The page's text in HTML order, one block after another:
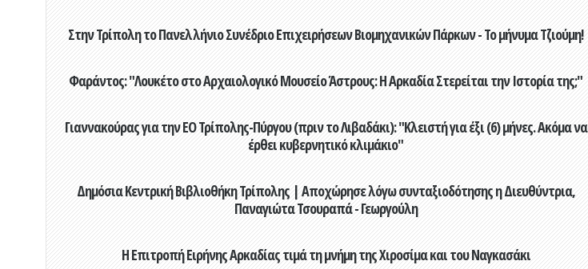
Στην Τρίπολη το Πανελλήνιο Συνέδριο Επιχειρήσεων Βιομηχανικών Πάρκων - Το μήνυμα Τζιούμη!
Φαράντος: "Λουκέτο στο Αρχαιολογικό Μουσείο Άστρους: Η Αρκαδία Στερείται την Ιστορία της;"
Γιαννακούρας για την EO Τρίπολης-Πύργου (πριν το Λιβαδάκι): "Κλειστή για έξι (6) μήνες. Ακόμα να
έρθει κυβερνητικό κλιμάκιο"
Δημόσια Κεντρική Βιβλιοθήκη Τρίπολης | Αποχώρησε λόγω συνταξιοδότησης η Διευθύντρια,
Παναγιώτα Τσουραπά - Γεωργούλη
Η Επιτροπή Ειρήνης Αρκαδίας τιμά τη μνήμη της Χιροσίμα και του Ναγκασάκι